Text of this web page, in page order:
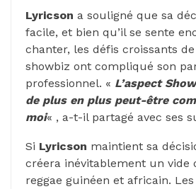
Lyricson a souligné que sa
facile, et bien qu’il se sente
chanter, les défis croissants
showbiz ont compliqué son
professionnel. « L’aspect
de plus en plus peut-être
moi« , a-t-il partagé avec ses
Si Lyricson maintient sa
créera inévitablement un vide
reggae guinéen et africain.